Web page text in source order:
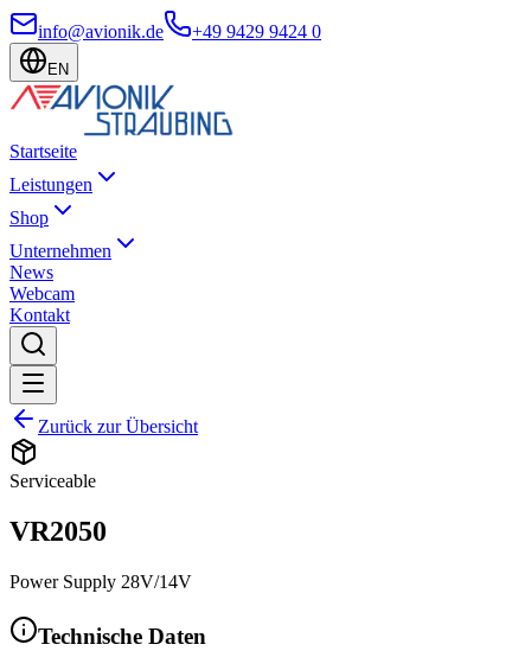
info@avionik.de +49 9429 9424 0
EN
Startseite
Leistungen
Shop
Unternehmen
News
Webcam
Kontakt
Zurück zur Übersicht
Serviceable
VR2050
Power Supply 28V/14V
Technische Daten